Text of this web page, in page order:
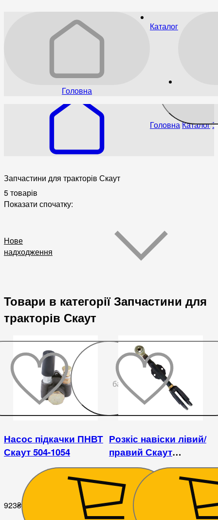
Головна
Каталог
ГоловнаКаталог
Запчастини для тракторів Скаут
5 товарів
Показати спочатку:
Нове
надходження
Товари в категорії Запчастини для
тракторів Скаут
бажаного
Насос підкачки ПНВТ
Скаут 504-1054
923₴
Розкіс навіски лівий/
правий Скаут
804/904С/1304
4 500